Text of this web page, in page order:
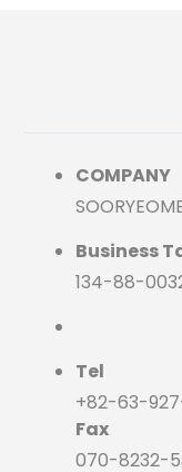
COMPANY
Business
134-88-
Tel
+82-63-
Fax
070-8232-